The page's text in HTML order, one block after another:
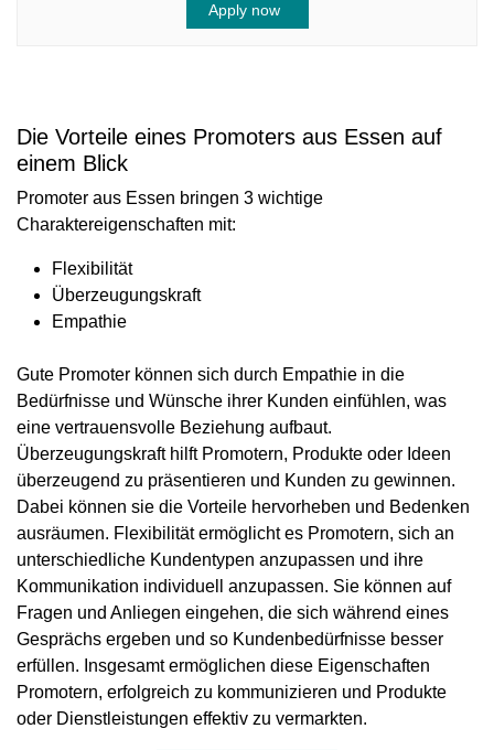
Apply now
Die Vorteile eines Promoters aus Essen auf
einem Blick
Promoter aus Essen bringen 3 wichtige
Charaktereigenschaften mit:
Flexibilität
Überzeugungskraft
Empathie
Gute Promoter können sich durch Empathie in die
Bedürfnisse und Wünsche ihrer Kunden einfühlen, was
eine vertrauensvolle Beziehung aufbaut.
Überzeugungskraft hilft Promotern, Produkte oder Ideen
überzeugend zu präsentieren und Kunden zu gewinnen.
Dabei können sie die Vorteile hervorheben und Bedenken
ausräumen. Flexibilität ermöglicht es Promotern, sich an
unterschiedliche Kundentypen anzupassen und ihre
Kommunikation individuell anzupassen. Sie können auf
Fragen und Anliegen eingehen, die sich während eines
Gesprächs ergeben und so Kundenbedürfnisse besser
erfüllen. Insgesamt ermöglichen diese Eigenschaften
Promotern, erfolgreich zu kommunizieren und Produkte
oder Dienstleistungen effektiv zu vermarkten.